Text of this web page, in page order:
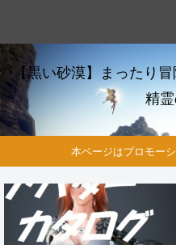
【黒い砂漠】まったり
精
本ページはプロモー